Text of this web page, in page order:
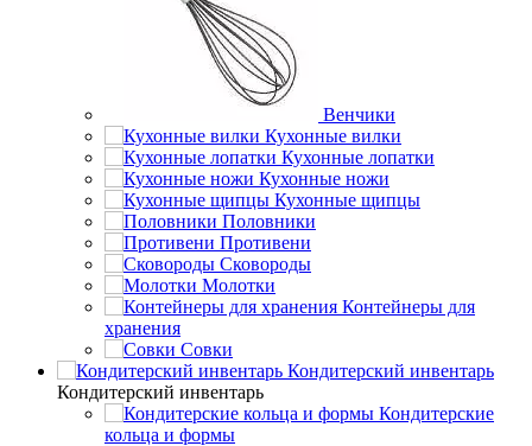
Венчики
Кухонные вилки
Кухонные лопатки
Кухонные ножи
Кухонные щипцы
Половники
Противени
Сковороды
Молотки
Контейнеры для
хранения
Совки
Кондитерский инвентарь
Кондитерский инвентарь
Кондитерские
кольца и формы